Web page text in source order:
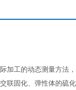
加工的动态测量方法
联固化、弹性体的硫